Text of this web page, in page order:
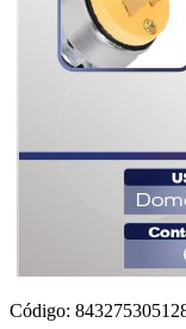
Código: